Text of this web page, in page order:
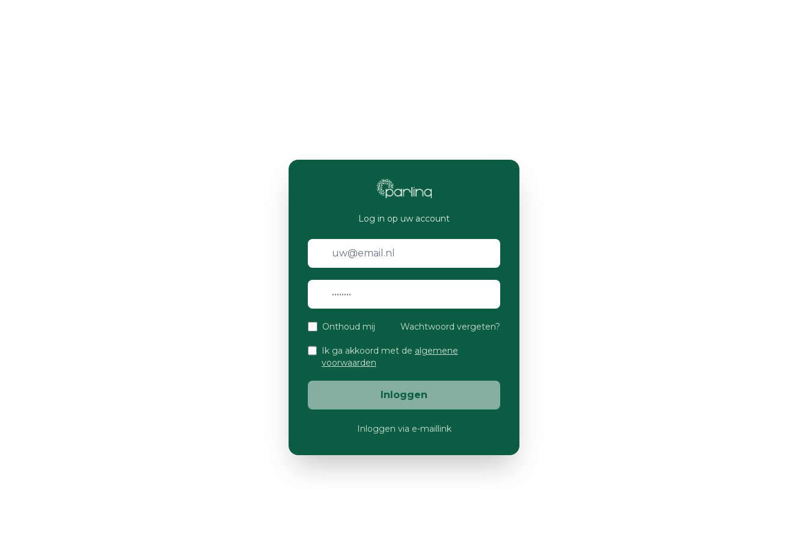
Log in op uw account
Onthoud mij Wachtwoord vergeten?
Ik ga akkoord met de algemene
voorwaarden
Inloggen
Inloggen via e-maillink